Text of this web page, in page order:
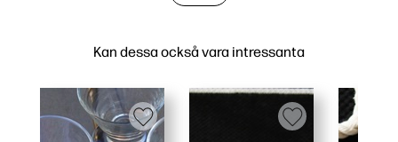
Kan dessa också vara intressanta